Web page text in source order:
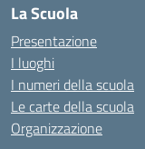
La Scuola
Presentazione
I luoghi
I numeri della scuola
Le carte della scuola
Organizzazione